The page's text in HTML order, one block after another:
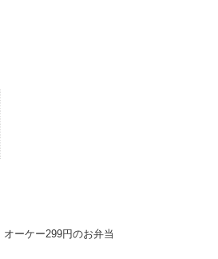
オーケー299円のお弁当